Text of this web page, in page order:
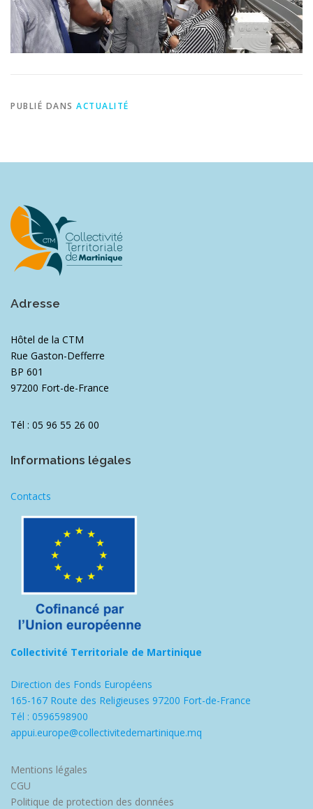
PUBLIÉ DANS ACTUALITÉ
Adresse
Hôtel de la CTM
Rue Gaston-Defferre
BP 601
97200 Fort-de-France
Tél : 05 96 55 26 00
Informations légales
Contacts
Collectivité Territoriale de Martinique
Direction des Fonds Européens
165-167 Route des Religieuses 97200 Fort-de-France
Tél : 0596598900
appui.europe@collectivitedemartinique.mq
Mentions légales
CGU
Politique de protection des données